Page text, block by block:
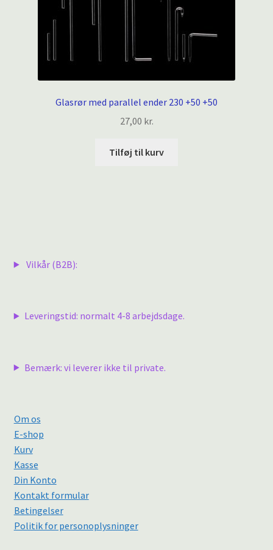
Glasrør med parallel ender 230 +50 +50
27,00 kr.
Tilføj til kurv
Vilkår (B2B):
Leveringstid: normalt 4-8 arbejdsdage.
Bemærk: vi leverer ikke til private.
Om os
E-shop
Kurv
Kasse
Din Konto
Kontakt formular
Betingelser
Politik for personoplysninger